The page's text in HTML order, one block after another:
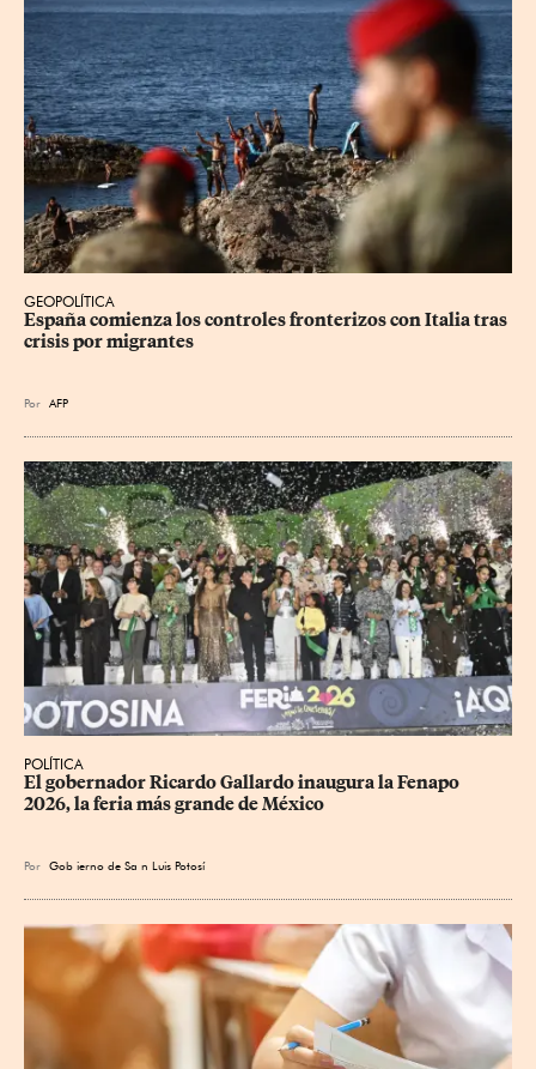
GEOPOLÍTICA
España comienza los controles fronterizos con Italia tras
crisis por migrantes
Por AFP
POLÍTICA
​El gobernador Ricardo Gallardo inaugura la Fenapo
2026, la feria más grande de México
Por Gob ierno de Sa n Luis Potosí